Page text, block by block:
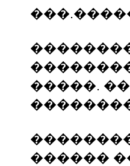
�����.
������